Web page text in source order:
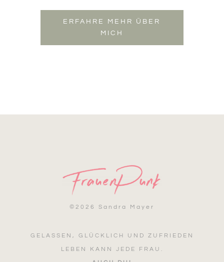
ERFAHRE MEHR ÜBER
MICH
© 2026 Sandra Mayer
GELASSEN, GLÜCKLICH UND ZUFRIEDEN
LEBEN KANN JEDE FRAU.